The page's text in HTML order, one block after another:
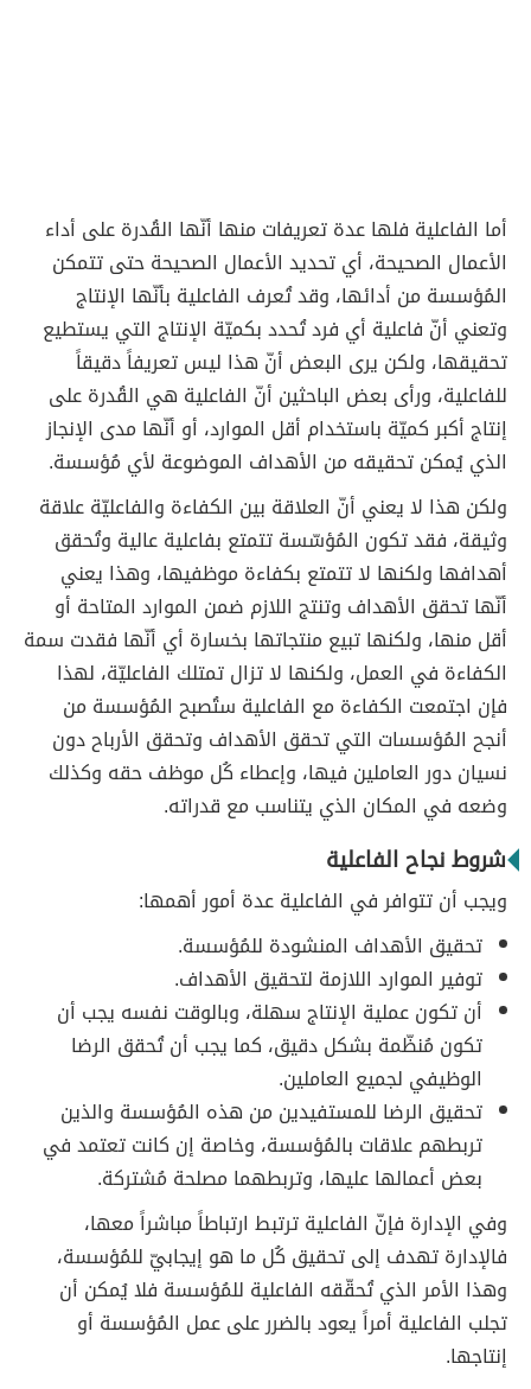
أما الفاعلية فلها عدة تعريفات منها أنّها القُدرة على أداء
الأعمال الصحيحة، أي تحديد الأعمال الصحيحة حتى تتمكن
المُؤسسة من أدائها، وقد تُعرف الفاعلية بأنّها الإنتاج
وتعني أنّ فاعلية أي فرد تُحدد بكميّة الإنتاج التي يستطيع
تحقيقها، ولكن يرى البعض أنّ هذا ليس تعريفاً دقيقاً
للفاعلية، ورأى بعض الباحثين أنّ الفاعلية هي القُدرة على
إنتاج أكبر كميّة باستخدام أقل الموارد، أو أنّها مدى الإنجاز
الذي يُمكن تحقيقه من الأهداف الموضوعة لأي مُؤسسة.
ولكن هذا لا يعني أنّ العلاقة بين الكفاءة والفاعليّة علاقة
وثيقة، فقد تكون المُؤسّسة تتمتع بفاعلية عالية وتُحقق
أهدافها ولكنها لا تتمتع بكفاءة موظفيها، وهذا يعني
أنّها تحقق الأهداف وتنتج اللازم ضمن الموارد المتاحة أو
أقل منها، ولكنها تبيع منتجاتها بخسارة أي أنّها فقدت سمة
الكفاءة في العمل، ولكنها لا تزال تمتلك الفاعليّة، لهذا
فإن اجتمعت الكفاءة مع الفاعلية ستُصبح المُؤسسة من
أنجح المُؤسسات التي تحقق الأهداف وتحقق الأرباح دون
نسيان دور العاملين فيها، وإعطاء كُل موظف حقه وكذلك
وضعه في المكان الذي يتناسب مع قدراته.
شروط نجاح الفاعلية
ويجب أن تتوافر في الفاعلية عدة أمور أهمها:
تحقيق الأهداف المنشودة للمُؤسسة.
توفير الموارد اللازمة لتحقيق الأهداف.
أن تكون عملية الإنتاج سهلة، وبالوقت نفسه يجب أن
تكون مُنظّمة بشكل دقيق، كما يجب أن تُحقق الرضا
الوظيفي لجميع العاملين.
تحقيق الرضا للمستفيدين من هذه المُؤسسة والذين
تربطهم علاقات بالمُؤسسة، وخاصة إن كانت تعتمد في
بعض أعمالها عليها، وتربطهما مصلحة مُشتركة.
وفي الإدارة فإنّ الفاعلية ترتبط ارتباطاً مباشراً معها،
فالإدارة تهدف إلى تحقيق كُل ما هو إيجابيّ للمُؤسسة،
وهذا الأمر الذي تُحقّقه الفاعلية للمُؤسسة فلا يُمكن أن
تجلب الفاعلية أمراً يعود بالضرر على عمل المُؤسسة أو
إنتاجها.